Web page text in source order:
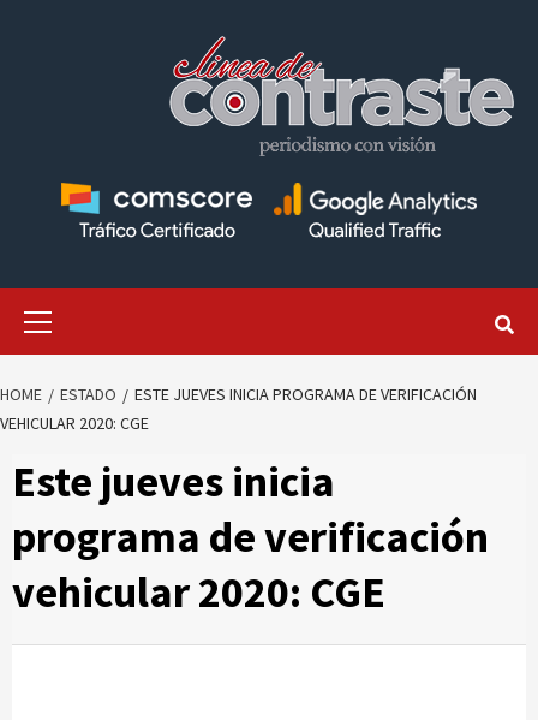
HOME ESTADO
ESTE JUEVES INICIA PROGRAMA DE VERIFICACIÓN
VEHICULAR 2020: CGE
Este jueves inicia
programa de verificación
vehicular 2020: CGE